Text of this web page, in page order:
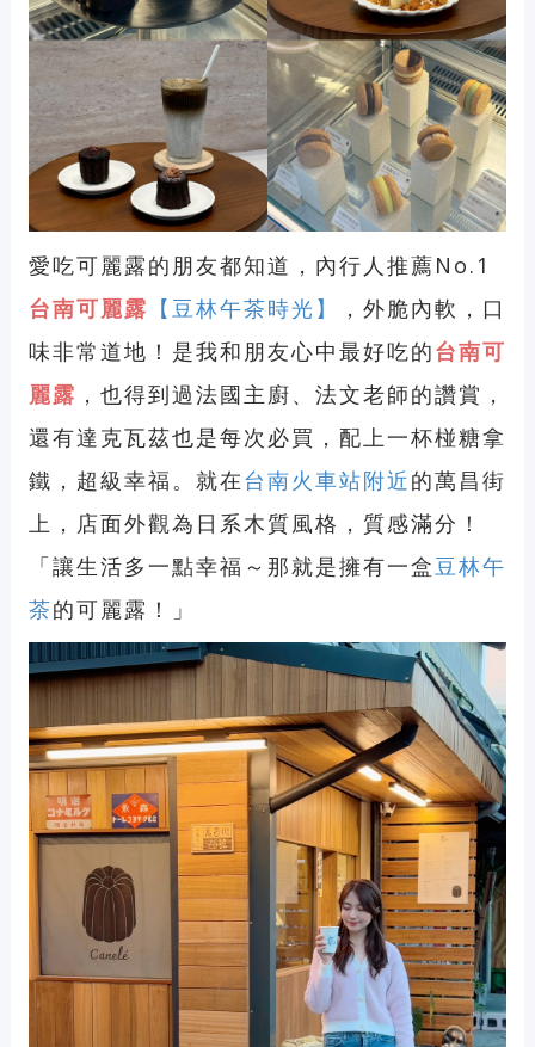
愛吃可麗露的朋友都知道，內行人推薦No.1
台南可麗露 【豆林午茶時光】
，外脆內軟，口
味非常道地！是我和朋友心中最好吃的台南可
麗露 ，也得到過法國主廚、法文老師的讚賞，
還有達克瓦茲也是每次必買，配上一杯椪糖拿
鐵，超級幸福。就在台南火車站附近的萬昌街
上，店面外觀為日系木質風格，質感滿分！
「讓生活多一點幸福～那就是擁有一盒豆林午
茶的可麗露！」